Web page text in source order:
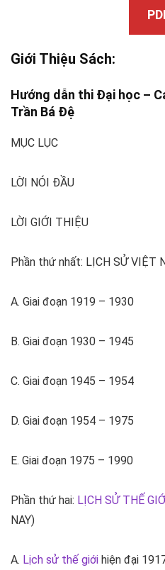
Giới Thiệu Sách:
Hướng dẫn thi Đại học –
Trần Bá Đệ
MỤC LỤC
LỜI NÓI ĐẦU
LỜI GIỚI THIỆU
Phần thứ nhất: LỊCH SỬ VIỆT
A. Giai đoạn 1919 – 1930
B. Giai đoạn 1930 – 1945
C. Giai đoạn 1945 – 1954
D. Giai đoạn 1954 – 1975
E. Giai đoạn 1975 – 1990
Phần thứ hai: LỊCH SỬ THẾ
NAY)
A. Lịch sử thế giới hiện đại